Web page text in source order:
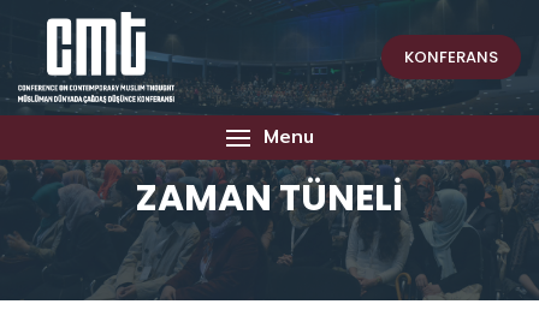
KONFERANS
Menu
ZAMAN TÜNELİ